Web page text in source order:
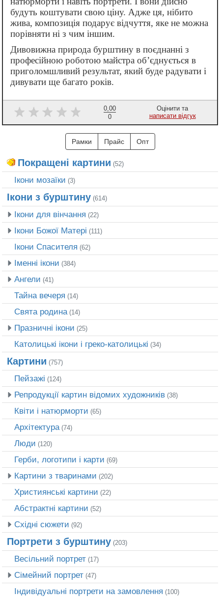
будуть коштувати свою ціну. Адже ця, нібито
жива, композиція подарує відчуття, яке не можна
порівняти ні з чим іншим.
Дивовижна природа бурштину в поєднанні з
професійною роботою майстра об’єднується в
приголомшливий результат, який буде радувати і
дивувати ще багато років.
0,00
0
Оцінити та
написати відгук
Рамки Прайс Опт
Покращені картини (52)
Ікони мозаїки (3)
Ікони з бурштину (614)
Ікони для вінчання (22)
Ікони Божої Матері (111)
Ікони Спасителя (62)
Іменні ікони (384)
Ангели (41)
Тайна вечеря (14)
Свята родина(14)
Празничні ікони (25)
Католицькі ікони і греко-католицькі (34)
Картини (757)
Пейзажі (124)
Репродукції картин відомих художників (38)
Квіти і натюрморти (65)
Архітектура(74)
Люди (120)
Герби, логотипи і карти (69)
Картини з тваринами (202)
Християнські картини (22)
Абстрактні картини (52)
Східні сюжети (92)
Портрети з бурштину (203)
Весільний портрет (17)
Сімейний портрет (47)
Індивідуальні портрети на замовлення (100)